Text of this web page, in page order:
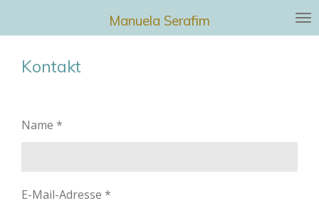
Manuela Serafim
Kontakt
Name *
E-Mail-Adresse *